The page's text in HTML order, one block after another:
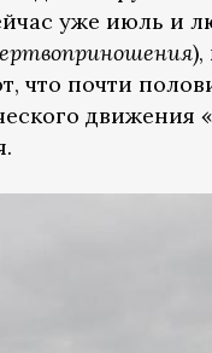
уже июль и
),
что почти